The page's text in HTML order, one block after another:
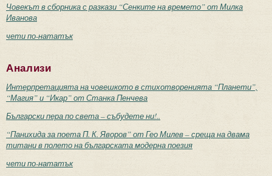
Човекът в сборника с разкази “Сенките на времето” от Милка
Иванова
чети по-нататък
Анализи
Интерпретацията на човешкото в стихотворенията “Планети”,
“Магия” и “Икар” от Станка Пенчева
Български пера по света – събудете ни!..
“Панихида за поета П. К. Яворов” от Гео Милев – среща на двама
титани в полето на българската модерна поезия
чети по-нататък